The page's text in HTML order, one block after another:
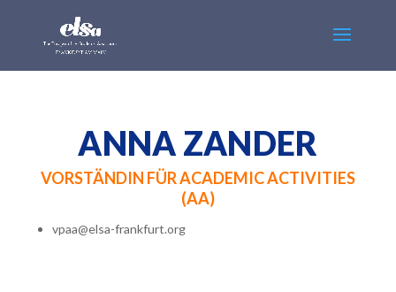
ANNA ZANDER
VORSTÄNDIN FÜR ACADEMIC ACTIVITIES
(AA)
vpaa@elsa-frankfurt.org